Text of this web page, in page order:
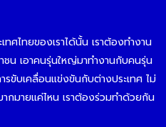
เทศไทยของเราได้นั้น เราต้องทำงาน
ชน เอาคนรุ่นใหญ่มาทำงานกับคนรุ่น
ขับเคลื่อนแข่งขันกับต่างประเทศ ไม่
มายแค่ไหน เราต้องร่วมทำด้วยกัน